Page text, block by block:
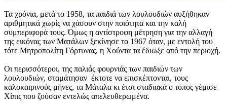
Τα χρόνια, μετά το 1958, τα παιδιά των λουλουδιών αυξήθηκαν
αριθμητικά χωρίς να χάσουν στην ποιότητα και την καλή
συμπεριφορά τους. Όμως η αντίστροφη μέτρηση για την αλλαγή
της εικόνας των Ματάλων ξεκίνησε το 1967 όταν, με εντολή του
τότε Μητροπολίτη Γόρτυνας, η Χούντα τα έδιωξε από την περιοχή.
Οι περισσότεροι, της παλιάς φουρνιάς των παιδιών των
λουλουδιών, σταμάτησαν έκτοτε να επισκέπτονται, τους
καλοκαιρινούς μήνες, τα Μάταλα κι έτσι σταδιακά ο τόπος γέμισε
Χίπις που ζούσαν εντελώς απελευθερωμένα.